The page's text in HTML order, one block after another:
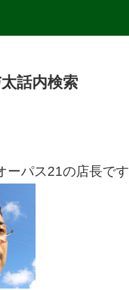
話内検索
ーパス21の店長です